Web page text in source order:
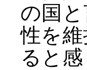
の国
性を
ると感